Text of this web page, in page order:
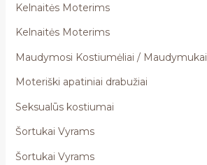
Kelnaitės Moterims
Kelnaitės Moterims
Maudymosi Kostiumėliai / Maudymukai
Moteriški apatiniai drabužiai
Seksualūs kostiumai
Šortukai Vyrams
Šortukai Vyrams